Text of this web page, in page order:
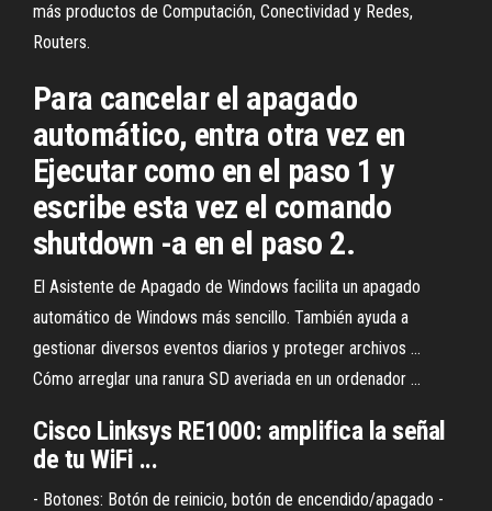
más productos de Computación, Conectividad y Redes,
Routers.
Para cancelar el apagado
automático, entra otra vez en
Ejecutar como en el paso 1 y
escribe esta vez el comando
shutdown -a en el paso 2.
El Asistente de Apagado de Windows facilita un apagado
automático de Windows más sencillo. También ayuda a
gestionar diversos eventos diarios y proteger archivos ...
Cómo arreglar una ranura SD averiada en un ordenador ...
Cisco Linksys RE1000: amplifica la señal
de tu WiFi ...
- Botones: Botón de reinicio, botón de encendido/apagado -